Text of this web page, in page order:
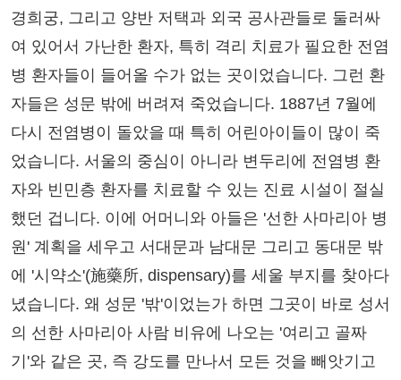
경희궁, 그리고 양반 저택과 외국 공사관들로 둘러싸
여 있어서 가난한 환자, 특히 격리 치료가 필요한 전염
병 환자들이 들어올 수가 없는 곳이었습니다. 그런 환
자들은 성문 밖에 버려져 죽었습니다. 1887년 7월에
다시 전염병이 돌았을 때 특히 어린아이들이 많이 죽
었습니다. 서울의 중심이 아니라 변두리에 전염병 환
자와 빈민층 환자를 치료할 수 있는 진료 시설이 절실
했던 겁니다. 이에 어머니와 아들은 '선한 사마리아 병
원' 계획을 세우고 서대문과 남대문 그리고 동대문 밖
에 '시약소'(施藥所, dispensary)를 세울 부지를 찾아다
녔습니다. 왜 성문 '밖'이었는가 하면 그곳이 바로 성서
의 선한 사마리아 사람 비유에 나오는 '여리고 골짜
기'와 같은 곳, 즉 강도를 만나서 모든 것을 빼앗기고